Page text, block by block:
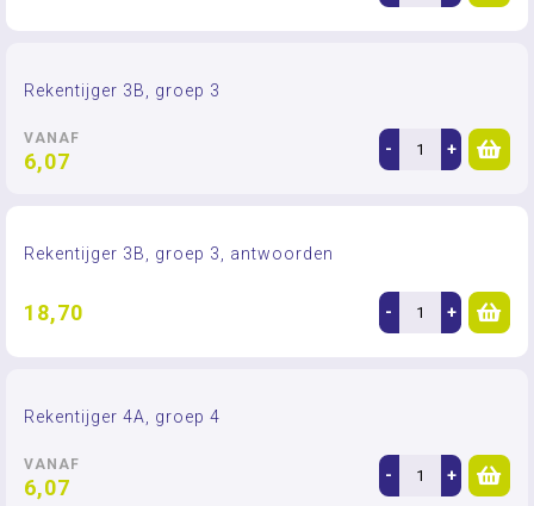
Rekentijger 3B, groep 3
VANAF
6,07 - +
Rekentijger 3B, groep 3, antwoorden
18,70 - +
Rekentijger 4A, groep 4
VANAF
6,07 - +